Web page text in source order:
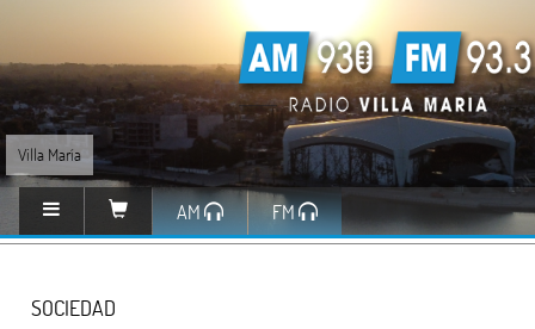
Villa María
AM FM
SOCIEDAD